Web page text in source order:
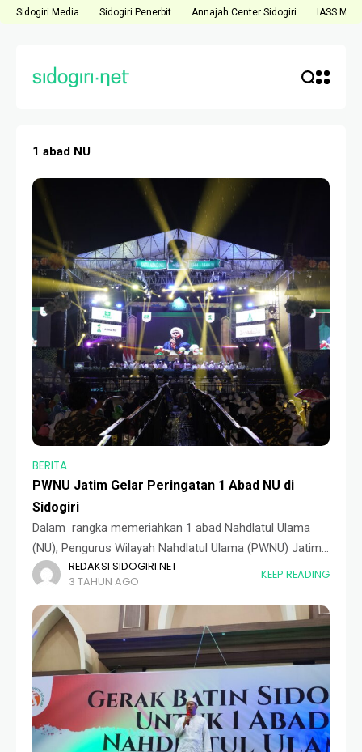
Sidogiri Media Sidogiri Penerbit Annajah Center Sidogiri IASS
1 abad NU
BERITA
PWNU Jatim Gelar Peringatan 1 Abad NU di
Sidogiri
Dalam rangka memeriahkan 1 abad Nahdlatul Ulama
(NU), Pengurus Wilayah Nahdlatul Ulama (PWNU) Jatim
dan Sidogiri menggelar acara Shalawatan bersama
Habib Syech bin Abdul Qodir Assegaf. Acara ini
bertempat di
REDAKSI SIDOGIRI.NET
3 TAHUN AGO
KEEP READING